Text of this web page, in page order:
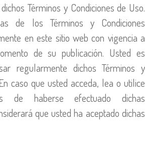
Términos y Condiciones de Uso.
de los Términos y Condiciones
en este sitio web con vigencia a
de su publicación. Usted es
regularmente dichos Términos y
caso que usted acceda, lea o utilice
de haberse efectuado dichas
que usted ha aceptado dichas